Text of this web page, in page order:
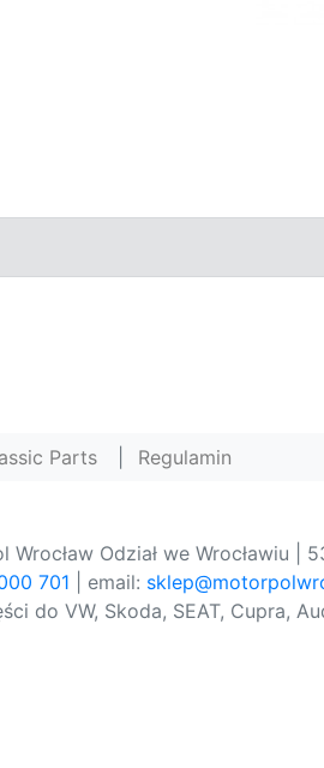
Parts Regulamin
Odział we Wrocławiu |
701 | email:
do VW, Skoda, SEAT, Cupra,